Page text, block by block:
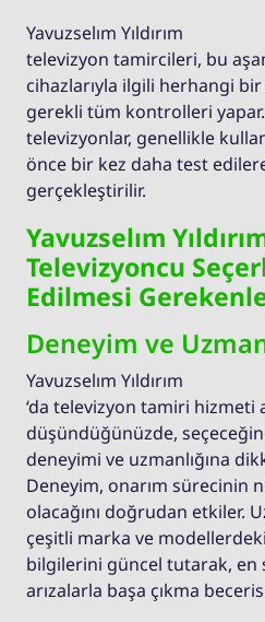
Yavuzselım Yıldırım
televizyon tamircileri, bu
cihazlarıyla ilgili herhangi
gerekli tüm kontrolleri
televizyonlar, genellikle
önce bir kez daha test
gerçekleştirilir.
Yavuzselım
Televizyoncu
Edilmesi
Deneyim ve
Yavuzselım Yıldırım
‘da televizyon tamiri hizmeti
düşündüğünüzde,
deneyimi ve uzmanlığına
Deneyim, onarım sürecinin
olacağını doğrudan etkiler.
çeşitli marka ve
bilgilerini güncel tutarak, en
arızalarla başa çıkma